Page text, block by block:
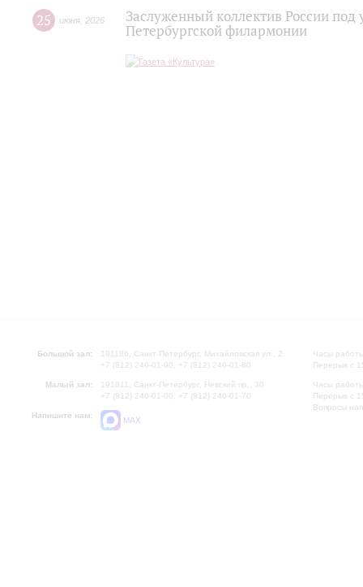
25 июня 2026
Заслуженный коллектив России
Петербургской филармонии
Большой зал:
191186, Санкт-Петербург, Михайловская ул., 2
+7 (812) 240-01-00, +7 (812) 240-01-80
Малый зал:
191011, Санкт-Петербург, Невский пр., 30
+7 (812) 240-01-00, +7 (812) 240-01-70
Напишите нам:
MAX
Часы
Перерыв с
Часы
Перерыв с
Вопросы